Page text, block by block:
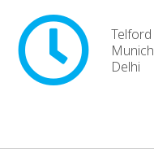
Telford
Munich
Delhi